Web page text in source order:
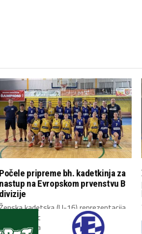
Počele pripreme bh. kadetkinja za
nastup na Evropskom prvenstvu B
divizije
kadetska (U-16) reprezentacija
Bosne i Hercegovine okupila se danas u
i započela...